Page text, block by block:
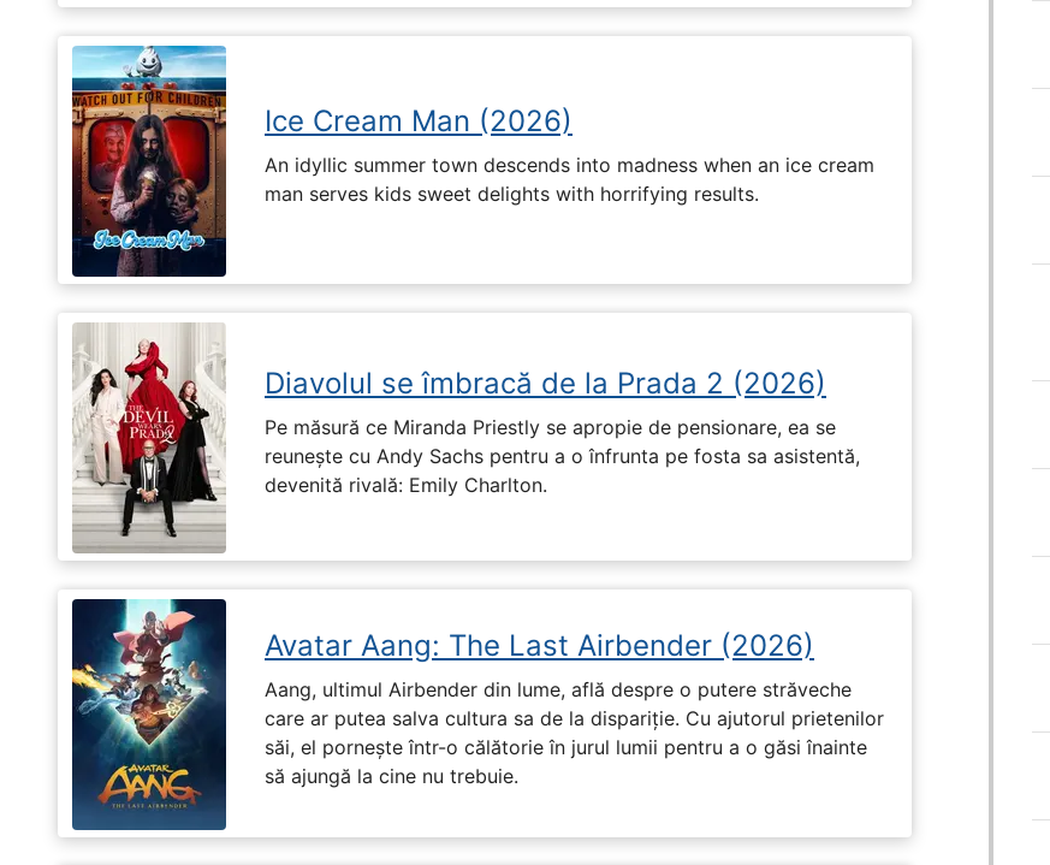
Ice Cream Man (2026)
An idyllic summer town descends into madness when an ice cream
man serves kids sweet delights with horrifying results.
Diavolul se îmbracă de la Prada 2 (2026)
Pe măsură ce Miranda Priestly se apropie de pensionare, ea se
reunește cu Andy Sachs pentru a o înfrunta pe fosta sa asistentă,
devenită rivală: Emily Charlton.
Avatar Aang: The Last Airbender (2026)
Aang, ultimul Airbender din lume, află despre o putere străveche
care ar putea salva cultura sa de la dispariție. Cu ajutorul prietenilor
săi, el pornește într-o călătorie în jurul lumii pentru a o găsi înainte
să ajungă la cine nu trebuie.